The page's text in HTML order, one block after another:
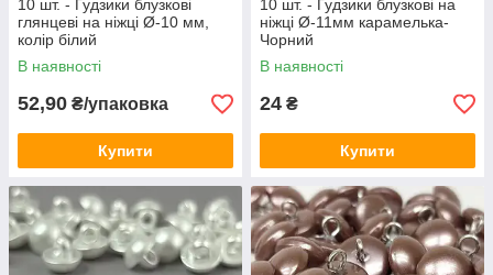
10 шт. - Ґудзики блузкові
глянцеві на ніжці Ø-10 мм,
колір білий
В наявності
52,90 ₴/упаковка
Купити
10 шт. - Ґудзики блузкові на
ніжці Ø-11мм карамелька-
Чорний
В наявності
24 ₴
Купити